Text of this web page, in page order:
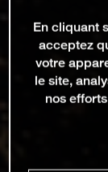
En cliquant
acceptez
votre
le site,
nos